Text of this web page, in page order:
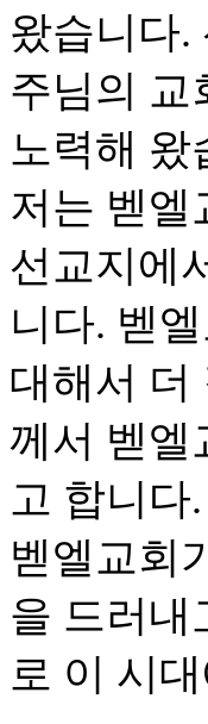
왔습니다.
주님의 교
노력해 왔
저는 벧엘
선교지에
니다. 벧
대해서 더
께서 벧엘
고 합니다.
벧엘교회
을 드러내
로 이 시